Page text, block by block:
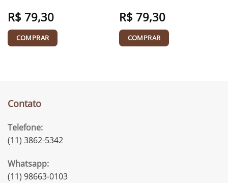
R$79,30
COMPRAR
R$79,30
COMPRAR
Contato
Telefone:
(11) 3862-5342
Whatsapp:
(11) 98663-0103